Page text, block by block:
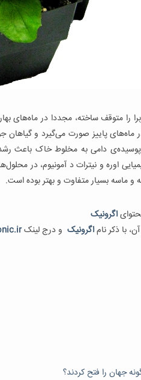
را متوقف ساخته، مجددا در ماه‌های
دامی به مخلوط خاک باعث
اوره و نیترات د آمونیوم، در
ماسه بسیار متفاوت و بهتر بوده است.
اگرونیک
با ذکر ناماگرونیک و درج لینک
جهان را فتح کردند؟